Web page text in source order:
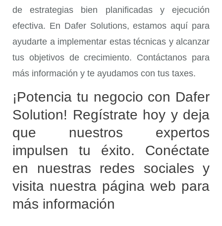
de estrategias bien planificadas y ejecución
efectiva. En Dafer Solutions, estamos aquí para
ayudarte a implementar estas técnicas y alcanzar
tus objetivos de crecimiento. Contáctanos para
más información y te ayudamos con tus taxes.
¡Potencia tu negocio con Dafer
Solution! Regístrate hoy y deja
que nuestros expertos
impulsen tu éxito. Conéctate
en nuestras redes sociales y
visita nuestra página web para
más información